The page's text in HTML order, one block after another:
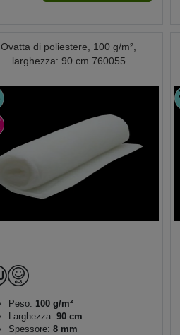
Ovatta di poliestere, 100 g/m²,
larghezza: 90 cm 760055
Peso: 100 g/m²
Larghezza: 90 cm
Spessore: 8 mm